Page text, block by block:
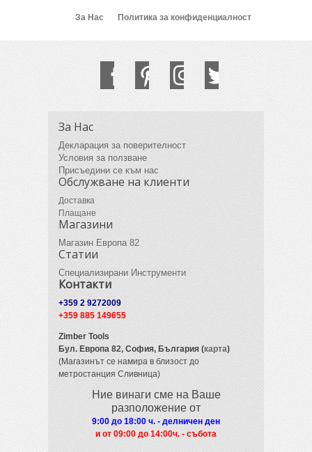
За Нас Политика за конфиденциалност
За Нас
Декларация за поверителност
Условия за ползване
Присъедини се към нас
Обслужване на клиенти
Доставка
Плащане
Магазини
Магазин Европа 82
Статии
Специализирани Инструменти
Контакти
+359 2 9272009
+359 885 149655
Zimber Tools
Бул. Европа 82, София, България (карта)
(Магазинът се намира в близост до
метростанция Сливница)
Ние винаги сме на Ваше
разположение от
9:00 до 18:00 ч. - делничен ден
и от 09:00 до 14:00ч. - събота